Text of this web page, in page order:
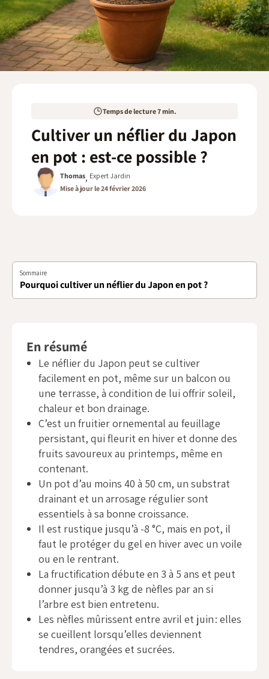
Touffe
Formes spéciales
Plantes taillées
Arbustes en jardinières
Temps de lecture 7 min.
Cultiver un néflier du Japon
en pot : est-ce possible ?
Thomas, Expert Jardin
Mise à jour le 24 février 2026
Sommaire
Pourquoi cultiver un néflier du Japon en pot ?
En résumé
Le néflier du Japon peut se cultiver
facilement en pot, même sur un balcon ou
une terrasse, à condition de lui offrir soleil,
chaleur et bon drainage.
C’est un fruitier ornemental au feuillage
persistant, qui fleurit en hiver et donne des
fruits savoureux au printemps, même en
contenant.
Un pot d’au moins 40 à 50 cm, un substrat
drainant et un arrosage régulier sont
essentiels à sa bonne croissance.
Il est rustique jusqu’à -8 °C, mais en pot, il
faut le protéger du gel en hiver avec un voile
ou en le rentrant.
La fructification débute en 3 à 5 ans et peut
donner jusqu’à 3 kg de nèfles par an si
l’arbre est bien entretenu.
Les nèfles mûrissent entre avril et juin : elles
se cueillent lorsqu’elles deviennent
tendres, orangées et sucrées.